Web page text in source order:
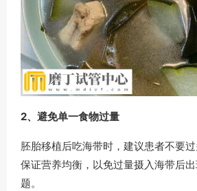
2、避免单一食物过量
胚胎移植后吃海带时，建议患者不要过
保证营养均衡，以免过量摄入海带后
题。